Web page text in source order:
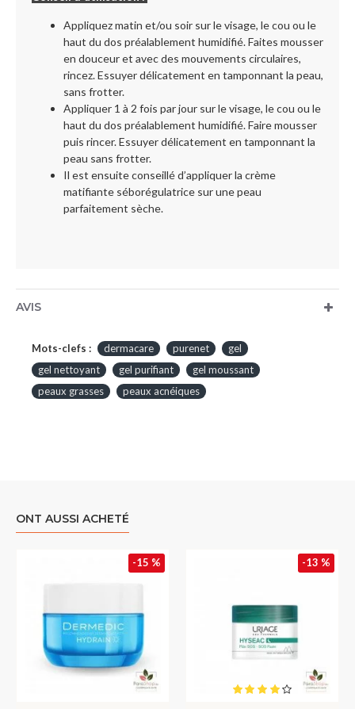
Appliquez matin et/ou soir sur le visage, le cou ou le
haut du dos préalablement humidifié. Faites mousser
en douceur et avec des mouvements circulaires,
rincez. Essuyer délicatement en tamponnant la peau,
sans frotter.
Appliquer 1 à 2 fois par jour sur le visage, le cou ou le
haut du dos préalablement humidifié. Faire mousser
puis rincer. Essuyer délicatement en tamponnant la
peau sans frotter.
Il est ensuite conseillé d’appliquer la crème
matifiante séborégulatrice sur une peau
parfaitement sèche.
AVIS
Mots-clefs : dermacare purenet
gel
gel nettoyant
gel purifiant
gel moussant
peaux grasses
peaux acnéiques
ONT AUSSI ACHETÉ
-15 % -13 %